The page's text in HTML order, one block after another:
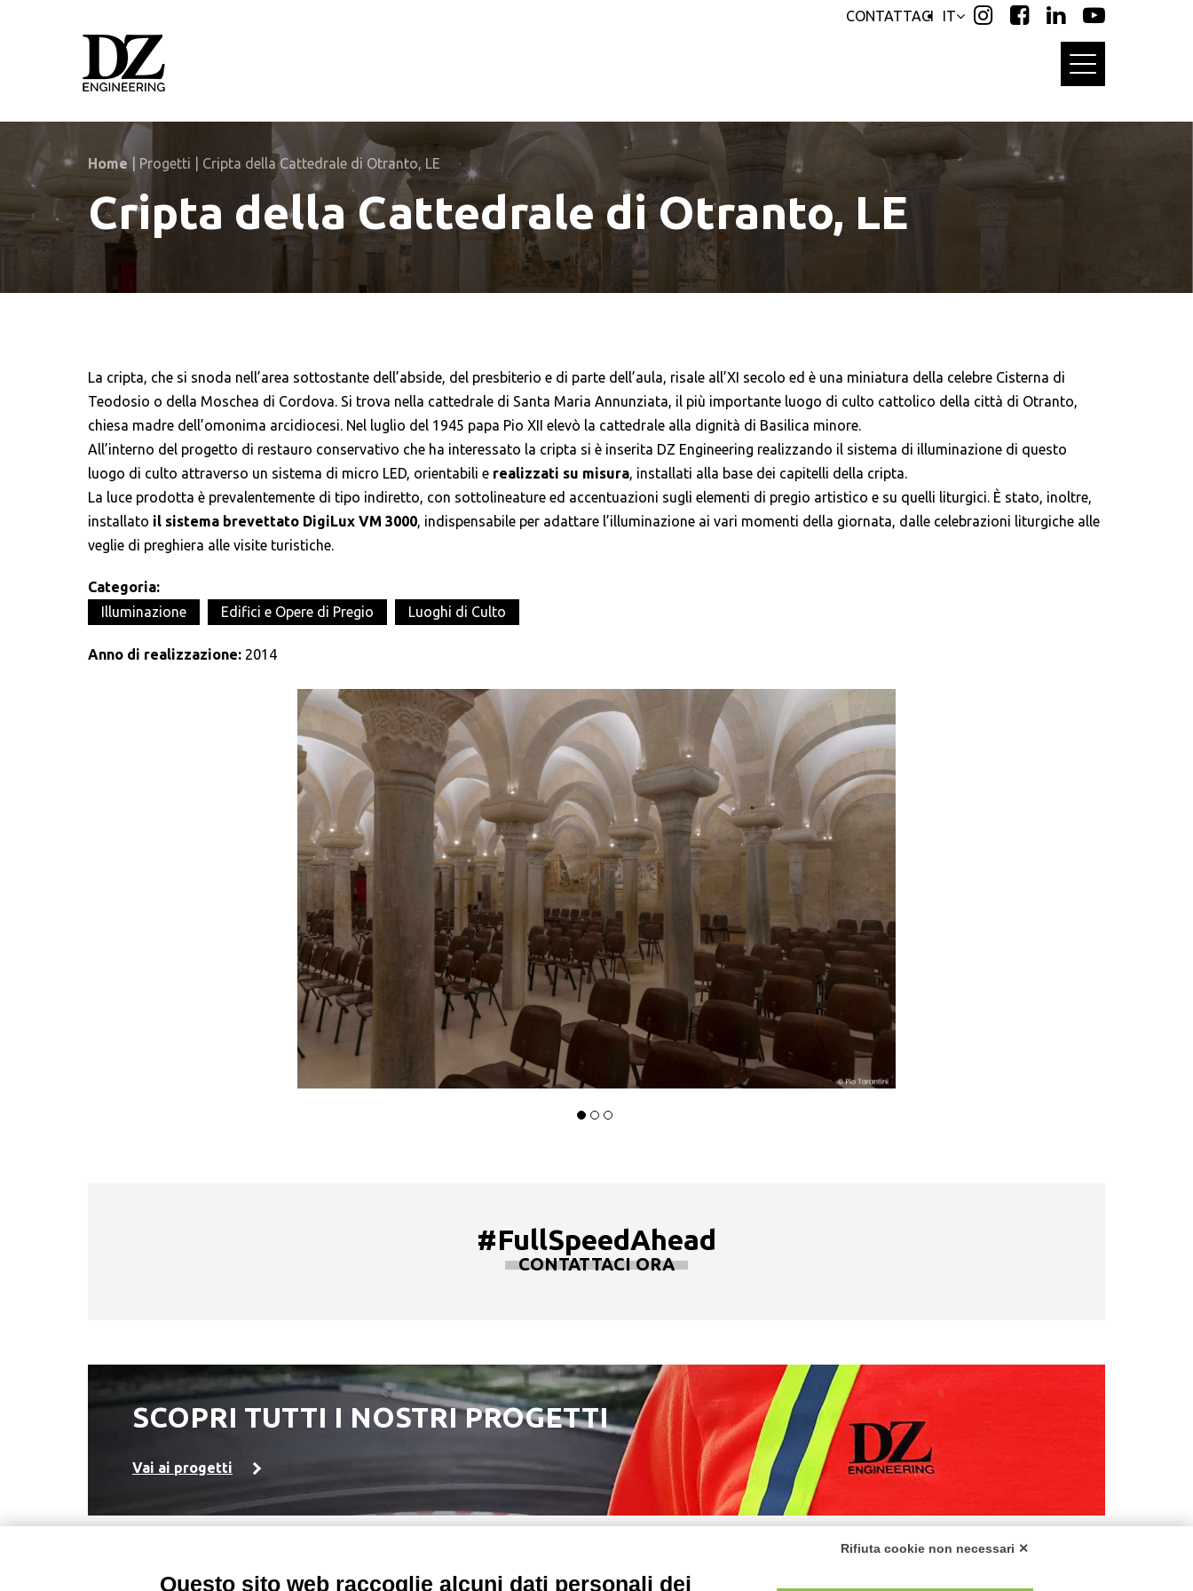
IT
CONTATTACI
Home Progetti Cripta della Cattedrale di Otranto, LE
Cripta della Cattedrale di Otranto, LE
La cripta, che si snoda nell’area sottostante dell’abside, del presbiterio e di parte dell’aula, risale all’XI secolo ed è una miniatura della celebre Cisterna di
Teodosio o della Moschea di Cordova. Si trova nella cattedrale di Santa Maria Annunziata, il più importante luogo di culto cattolico della città di Otranto,
chiesa madre dell’omonima arcidiocesi. Nel luglio del 1945 papa Pio XII elevò la cattedrale alla dignità di Basilica minore.
All’interno del progetto di restauro conservativo che ha interessato la cripta si è inserita DZ Engineering realizzando il sistema di illuminazione di questo
luogo di culto attraverso un sistema di micro LED, orientabili e realizzati su misura, installati alla base dei capitelli della cripta.
La luce prodotta è prevalentemente di tipo indiretto, con sottolineature ed accentuazioni sugli elementi di pregio artistico e su quelli liturgici. È stato, inoltre,
installato il sistema brevettato DigiLux VM 3000, indispensabile per adattare l’illuminazione ai vari momenti della giornata, dalle celebrazioni liturgiche alle
veglie di preghiera alle visite turistiche.
Categoria:
Illuminazione
Edifici e Opere di Pregio Luoghi di Culto
Anno di realizzazione: 2014
#FullSpeedAhead
CONTATTACI ORA
SCOPRI TUTTI I NOSTRI PROGETTI
Vai ai progetti
Rifiuta cookie non necessari ✕
Questo sito web raccoglie alcuni dati personali dei